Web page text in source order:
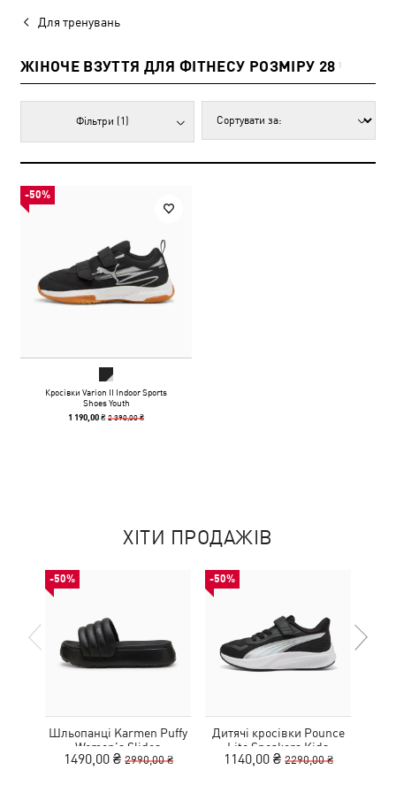
Для тренувань
ЖІНОЧЕ ВЗУТТЯ ДЛЯ ФІТНЕСУ РОЗМІРУ 28 1
Фільтри (1)
-50%
Кросівки Varion II Indoor Sports
Shoes Youth
1 190,00 ₴2 390,00 ₴
ХІТИ ПРОДАЖІВ
-50%
Шльопанці Karmen Puffy
Women's Slides
1490,00 ₴ 2990,00 ₴
-50%
Дитячі кросівки Pounce
Lite Sneakers Kids
1140,00 ₴ 2290,00 ₴